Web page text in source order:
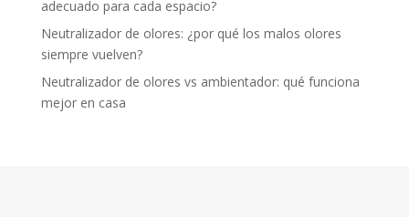
adecuado para cada espacio?
Neutralizador de olores: ¿por qué los malos olores
siempre vuelven?
Neutralizador de olores vs ambientador: qué funciona
mejor en casa